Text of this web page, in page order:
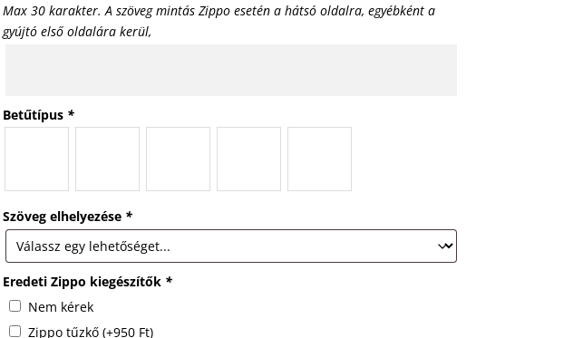
Max 30 karakter. A szöveg mintás Zippo esetén a hátsó oldalra, egyébként a
gyújtó első oldalára kerül,
Betűtípus *
Szöveg elhelyezése *
Eredeti Zippo kiegészítők *
Nem kérek
Zippo tűzkő (+950 Ft)